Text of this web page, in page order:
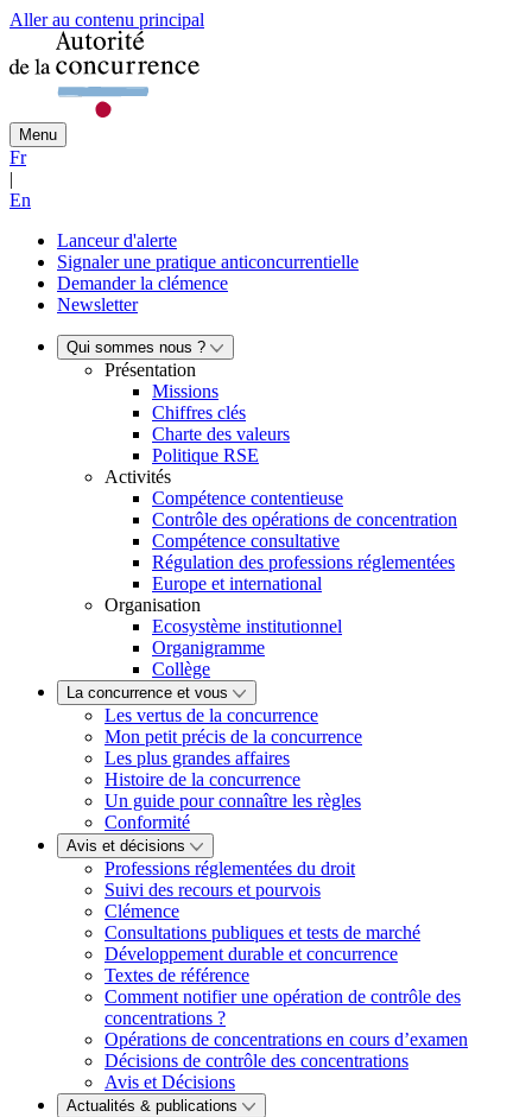
Aller au contenu principal
Menu
Fr
|
En
Lanceur d'alerte
Signaler une pratique anticoncurrentielle
Demander la clémence
Newsletter
Qui sommes nous ?
Présentation
Missions
Chiffres clés
Charte des valeurs
Politique RSE
Activités
Compétence contentieuse
Contrôle des opérations de concentration
Compétence consultative
Régulation des professions réglementées
Europe et international
Organisation
Ecosystème institutionnel
Organigramme
Collège
La concurrence et vous
Les vertus de la concurrence
Mon petit précis de la concurrence
Les plus grandes affaires
Histoire de la concurrence
Un guide pour connaître les règles
Conformité
Avis et décisions
Professions réglementées du droit
Suivi des recours et pourvois
Clémence
Consultations publiques et tests de marché
Développement durable et concurrence
Textes de référence
Comment notifier une opération de contrôle des
concentrations ?
Opérations de concentrations en cours d’examen
Décisions de contrôle des concentrations
Avis et Décisions
Actualités & publications